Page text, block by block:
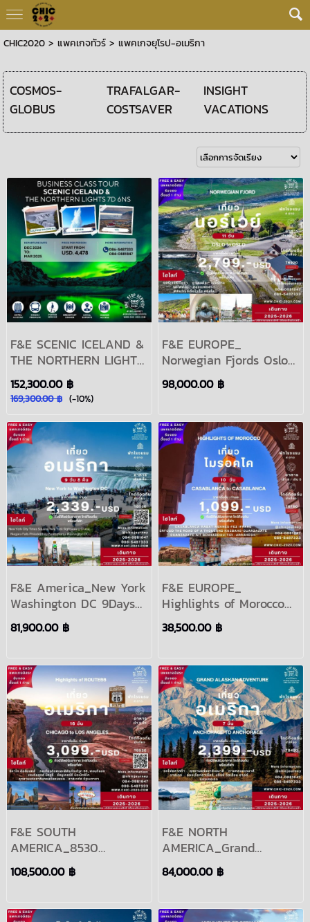
CHIC2020> แพคเกจทัวร์> แพคเกจยุโรป-อเมริกา
COSMOS-
GLOBUS
TRAFALGAR-
COSTSAVER
INSIGHT
VACATIONS
F&E SCENIC ICELAND &
THE NORTHERN LIGHTS
7วัน 6คืน เดินทาง
ธันวาคม 2567 - มีนาคม
2568
152,300.00 ฿
169,300.00 ฿ (-10%)
F&E EUROPE_
Norwegian Fjords Oslo
to Oslo 11Days Period
2024-2025
98,000.00 ฿
F&E America_New York
Washington DC 9Days
Period 2025-2026
81,900.00 ฿
F&E EUROPE_
Highlights of Morocco
10Days Period 2024-
2025
38,500.00 ฿
F&E SOUTH
AMERICA_8530
Highlights of Route 66
Chicago to Los Angeles
2025
108,500.00 ฿
F&E NORTH
AMERICA_Grand
Alaskan Adventure
7Days Period 2024-
84,000.00 ฿